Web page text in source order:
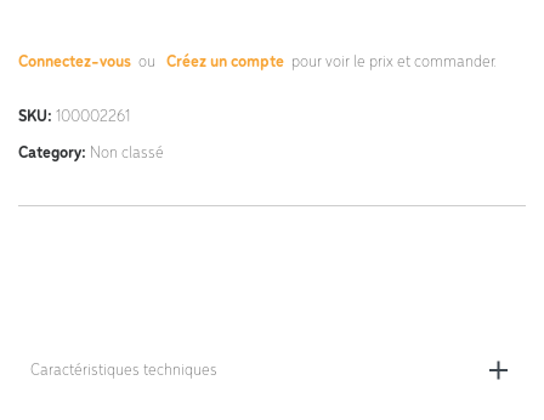
Connectez-vous ou Créez un compte pour voir le prix et commander.
SKU: 100002261
Category: Non classé
Caractéristiques techniques